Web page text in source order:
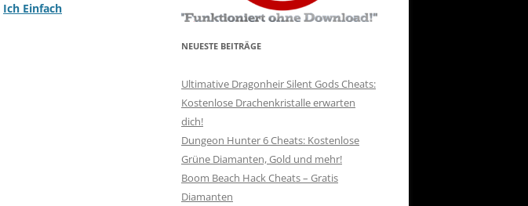
Ich Einfach
NEUESTE BEITRÄGE
Ultimative Dragonheir Silent Gods Cheats:
Kostenlose Drachenkristalle erwarten
dich!
Dungeon Hunter 6 Cheats: Kostenlose
Grüne Diamanten, Gold und mehr!
Boom Beach Hack Cheats – Gratis
Diamanten